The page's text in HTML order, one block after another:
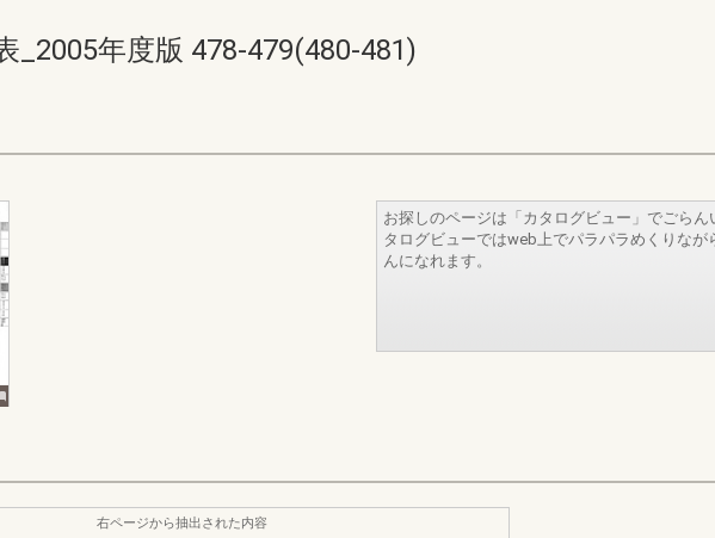
_2005年度版 478-479(480-481)
お探しのページは「カタログビュー」でごらん
タログビューではweb上でパラパラめくりなが
んになれます。
右ページから抽出された内容